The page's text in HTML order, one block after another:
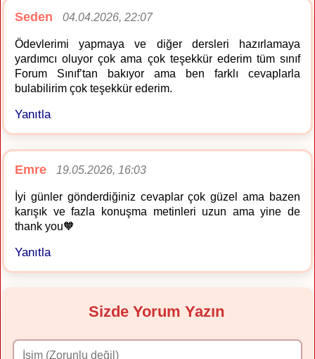
Seden 04.04.2026, 22:07
Ödevlerimi yapmaya ve diğer dersleri hazırlamaya
yardımcı oluyor çok ama çok teşekkür ederim tüm sınıf
Forum Sınıf’tan bakıyor ama ben farklı cevaplarla
bulabilirim çok teşekkür ederim.
Yanıtla
Emre 19.05.2026, 16:03
İyi günler gönderdiğiniz cevaplar çok güzel ama bazen
karışık ve fazla konuşma metinleri uzun ama yine de
thank you🧡
Yanıtla
Sizde Yorum Yazın